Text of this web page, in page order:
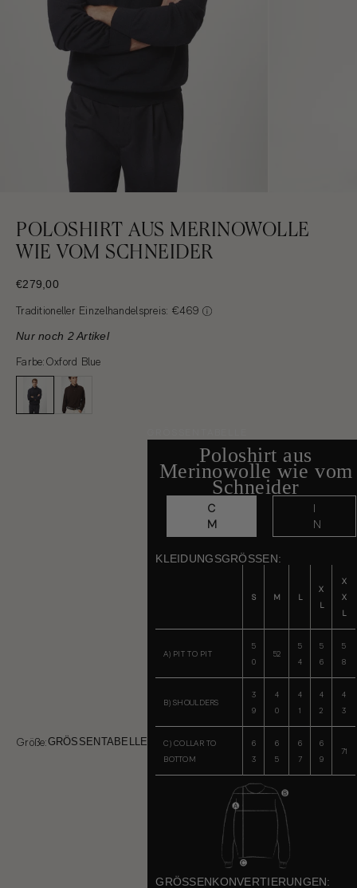
POLOSHIRT AUS MERINOWOLLE
WIE VOM SCHNEIDER
VERKAUFSPREIS
€279,00
Traditioneller Einzelhandelspreis: €469
Nur noch 2 Artikel
Farbe:Oxford Blue
Größe:GRÖSSENTABELLE
Poloshirt aus
Merinowolle wie vom
Schneider
C
M
I
N
KLEIDUNGSGRÖSSEN:
S M L
X
L
X
X
L
A) PIT TO PIT
5
0
52
5
4
5
6
5
8
B) SHOULDERS
3
9
4
0
4
1
4
2
4
3
C) COLLAR TO
BOTTOM
6
3
6
5
6
7
6
9
71
GRÖSSENKONVERTIERUNGEN: